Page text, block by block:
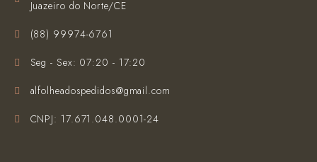
Juazeiro do Norte/CE
(‪88) 99974-6761‬
Seg - Sex: 07:20 - 17:20
alfolheadospedidos@gmail.com
CNPJ: 17.671.048.0001-24